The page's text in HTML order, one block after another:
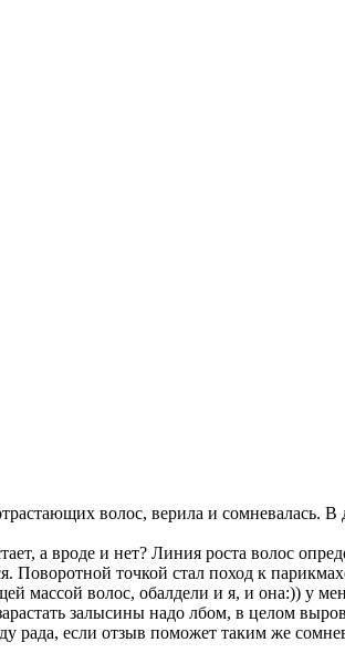
волос, верила и сомневалась. В
а вроде и нет? Линия роста волос
Поворотной точкой стал поход к
массой волос, обалдели и я, и она:)) у
залысины надо лбом, в целом
рада, если отзыв поможет таким же